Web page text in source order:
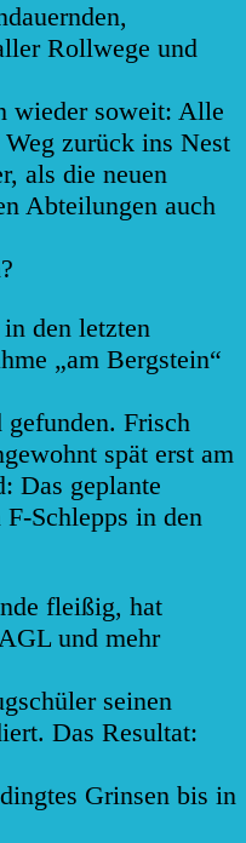
Rollwege und
wieder soweit: Alle
zurück ins Nest
als die neuen
Abteilungen auch
den letzten
„am Bergstein“
Frisch
spät erst am
Das geplante
Schlepps in den
fleißig, hat
und mehr
seinen
Das Resultat:
Grinsen bis in